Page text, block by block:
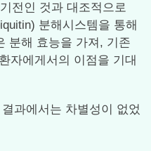
전인 것과 대조적으로
분해시스템을 통해
분해 효능을 가져, 기존
자에게서의 이점을 기대
과에서는 차별성이 없었